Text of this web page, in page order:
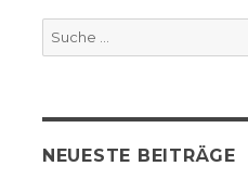
Suche
nach:
NEUESTE BEITRÄGE